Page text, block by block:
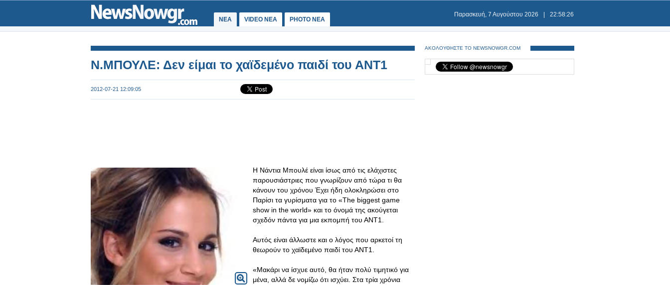
ΝΕΑ VIDEO NEA PHOTO NEA
Παρασκευή, 7 Αυγούστου 2026 22:58:26
Ν.ΜΠΟΥΛΕ: Δεν είμαι το χαϊδεμένο παιδί του ΑΝΤ1
2012-07-21 12:09:05
Η Νάντια Μπουλέ είναι ίσως από τις ελάχιστες
παρουσιάστριες που γνωρίζουν από τώρα τι θα
κάνουν του χρόνου Έχει ήδη ολοκληρώσει στο
Παρίσι τα γυρίσματα για το «The biggest game
show in the world» και το όνομά της ακούγεται
σχεδόν πάντα για μια εκπομπή του ΑΝΤ1.
Αυτός είναι άλλωστε και ο λόγος που αρκετοί τη
θεωρούν το χαϊδεμένο παιδί του ΑΝΤ1.
«Μακάρι να ίσχυε αυτό, θα ήταν πολύ τιμητικό για
μένα, αλλά δε νομίζω ότι ισχύει. Στα τρία χρόνια
ΑΚΟΛΟΥΘΗΣΤΕ ΤΟ NEWSNOWGR.COM